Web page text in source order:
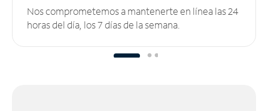
Nos comprometemos a mantenerte en línea las 24
horas del día, los 7 días de la semana.